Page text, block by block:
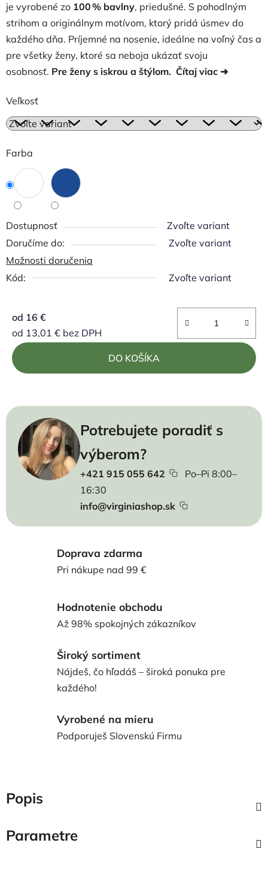
je vyrobené zo 100 % bavlny, priedušné. S pohodlným
strihom a originálnym motívom, ktorý pridá úsmev do
každého dňa. Príjemné na nosenie, ideálne na voľný čas a
pre všetky ženy, ktoré sa neboja ukázať svoju
osobnosť. Pre ženy s iskrou a štýlom. Čítaj viac ➜
Veľkosť
Farba
Dostupnosť
Zvoľte variant
Zvoľte variant
Možnosti doručenia
Kód:
Zvoľte variant
od 16 €
od 13,01 € bez DPH
Jednotková cena:
DO KOŠÍKA
Potrebujete poradiť s
výberom?
+421 915 055 642
Po–Pi 8:00–
16:30
info@virginiashop.sk
Doprava zdarma
Pri nákupe nad 99 €
Hodnotenie obchodu
Až 98% spokojných zákazníkov
Široký sortiment
Nájdeš, čo hľadáš – široká ponuka pre
každého!
Vyrobené na mieru
Podporuješ Slovenskú Firmu
Popis
Parametre